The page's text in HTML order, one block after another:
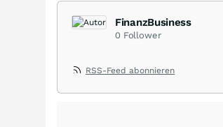
FinanzBusiness
0 Follower
RSS-Feed abonnieren